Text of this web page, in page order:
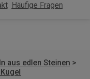
Häufige Fragen
aus edlen Steinen >